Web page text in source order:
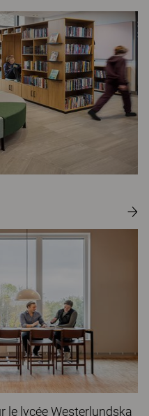
le lycée Westerlundska